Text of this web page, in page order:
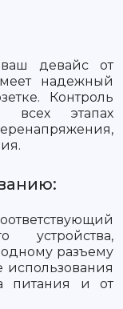
девайс от
надежный
Контроль
всех этапах
устройства,
разъему
использования
питания и от